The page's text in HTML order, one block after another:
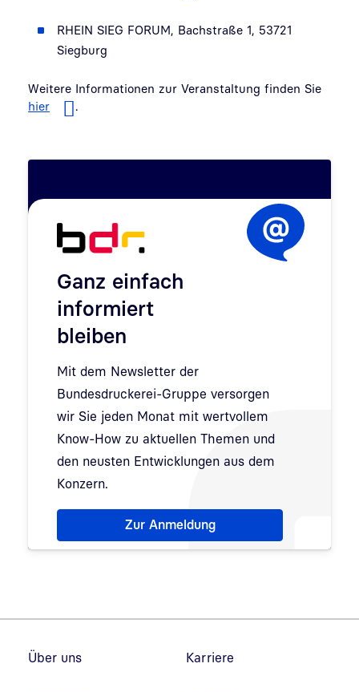
RHEIN SIEG FORUM, Bachstraße 1, 53721
Siegburg
Weitere Informationen zur Veranstaltung finden Sie
hier
.
Ganz einfach
informiert
bleiben
Mit dem Newsletter der
Bundesdruckerei-Gruppe versorgen
wir Sie jeden Monat mit wertvollem
Know-How zu aktuellen Themen und
den neusten Entwicklungen aus dem
Konzern.
Hinweis: Dialog zur Newsletter-Anmeldung wurde
Zur Anmeldung
Über uns Karriere